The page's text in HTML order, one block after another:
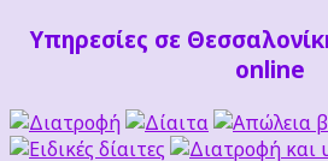
Υπηρεσίες σε
online